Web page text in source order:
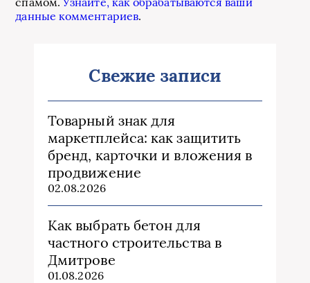
данные комментариев.
Свежие записи
Товарный знак для
маркетплейса: как защитить
бренд, карточки и вложения в
продвижение
02.08.2026
Как выбрать бетон для
частного строительства в
Дмитрове
01.08.2026